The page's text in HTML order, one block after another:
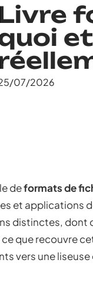
07/2026
deformats de
et applications
distinctes, dont
que recouvre
vers une liseuse